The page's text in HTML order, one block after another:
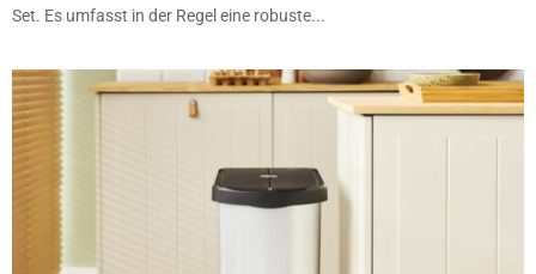
Set. Es umfasst in der Regel eine robuste...